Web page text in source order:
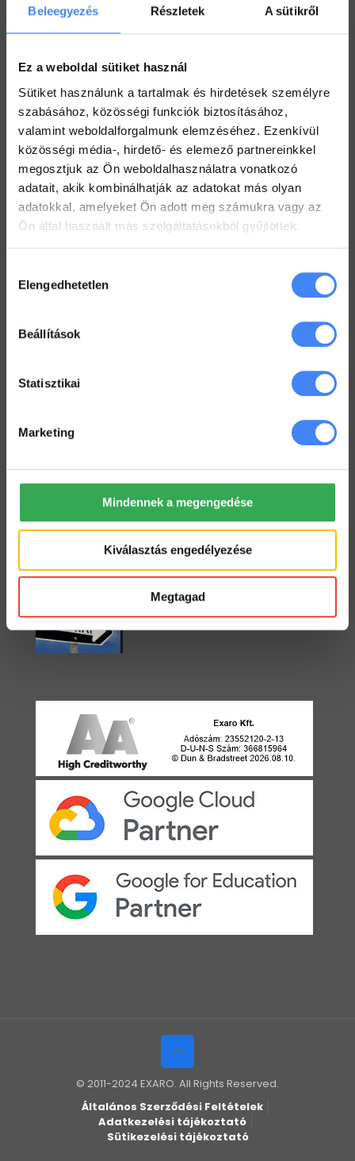
Beleegyezés Részletek A sütikről
Ez a weboldal sütiket használ
Sütiket használunk a tartalmak és hirdetések személyre
szabásához, közösségi funkciók biztosításához,
valamint weboldalforgalmunk elemzéséhez. Ezenkívül
közösségi média-, hirdető- és elemező partnereinkkel
megosztjuk az Ön weboldalhasználatra vonatkozó
adatait, akik kombinálhatják az adatokat más olyan
adatokkal, amelyeket Ön adott meg számukra vagy az
Ön által használt más szolgáltatásokból gyűjtöttek.
kiválasztása
Elengedhetetlen
Beállítások
Statisztikai
Marketing
Mindennek a megengedése
Kiválasztás engedélyezése
Megtagad
2022. július 26.
2022. július 25.
Hogyan ellenőrizd a kijelölt feladataid a Drive-ban
2022. július 19.
Hogyan tarts minden Gmail mappát szem előtt?
2022. július 18.
Dolgozz zip fájlokkal a Drive-ban
2022. július 12.
Workspace Blog
Google Drive – az első lépések
2022. május 18.
Starter vagy Standard?
2022. május 3.
Egyirányú utca
2021. április 22.
© 2011-2024 EXARO. All Rights Reserved.
Általános Szerződési Feltételek
Adatkezelési tájékoztató
Sütikezelési tájékoztató